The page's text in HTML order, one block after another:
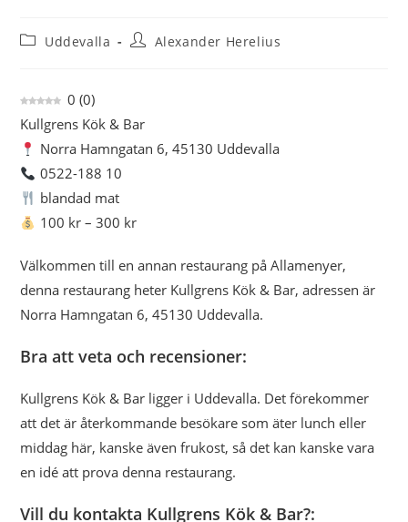
Inläggskategori:
Uddevalla Inläggsförfattare:
Alexander Herelius
0 (0)
Kullgrens Kök & Bar
Norra Hamngatan 6, 45130 Uddevalla
0522-188 10
blandad mat
100 kr – 300 kr
Välkommen till en annan restaurang på Allamenyer,
denna restaurang heter Kullgrens Kök & Bar, adressen är
Norra Hamngatan 6, 45130 Uddevalla.
Bra att veta och recensioner:
Kullgrens Kök & Bar ligger i Uddevalla. Det förekommer
att det är återkommande besökare som äter lunch eller
middag här, kanske även frukost, så det kan kanske vara
en idé att prova denna restaurang.
Vill du kontakta Kullgrens Kök & Bar?: